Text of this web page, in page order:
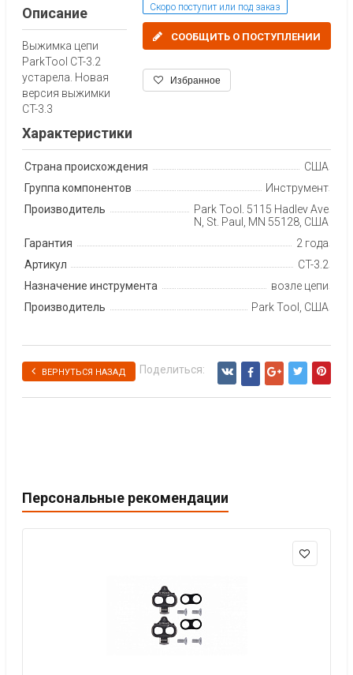
Скоро поступит или под заказ
СООБЩИТЬ О ПОСТУПЛЕНИИ
Избранное
Описание
Выжимка цепи
ParkTool CT-3.2
устарела. Новая
версия выжимки
CT-3.3
Характеристики
Страна происхождения
США
Группа компонентов
Инструмент
Производитель
Park Tool, 5115 Hadley Ave
N, St. Paul, MN 55128, США
Гарантия
2 года
Артикул
CT-3.2
Назначение инструмента
возле цепи
Производитель
Park Tool, США
ВЕРНУТЬСЯ НАЗАД Поделиться:
Персональные рекомендации